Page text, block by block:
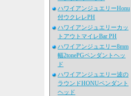
ハワイアンジュエリーHonu
付ウクレレPH
ハワイアンジュエリーカッ
トアウトマイレBar PH
ハワイアンジュエリー8mm
幅2tonePGペンダントヘッ
ド
ハワイアンジュエリー波の
ラウンドHONUペンダント
ヘッド